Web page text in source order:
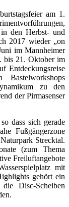
am 1.
den Herbst- und
2017 wieder „on
im Mannheimer
bis 21. Oktober im
Entdeckungsreise
zu den
der Pirmasenser
dass sich gerade
Fußgängerzone
Strecktal.
(zum Thema
Freiluftangebote
mit
gehört ein
Disc-Scheiben